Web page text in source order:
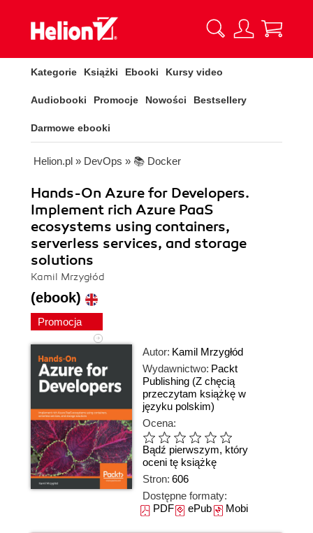
Kategorie Książki Ebooki Kursy video
Audiobooki Promocje Nowości Bestsellery
Darmowe ebooki
Helion.pl » DevOps » 📚 Docker
Hands-On Azure for Developers.
Implement rich Azure PaaS
ecosystems using containers,
serverless services, and storage
solutions
Kamil Mrzygłód
(ebook)
Promocja
Autor: Kamil Mrzygłód
Wydawnictwo: Packt
Publishing (Z chęcią
przeczytam książkę w
języku polskim)
Ocena:
Bądź pierwszym, który
oceni tę książkę
Stron: 606
Dostępne formaty:
PDFePubMobi